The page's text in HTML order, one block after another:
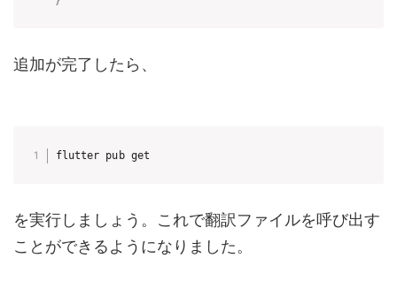
追加が完了したら、
flutter pub get
を実行しましょう。これで翻訳ファイルを呼び出す
ことができるようになりました。